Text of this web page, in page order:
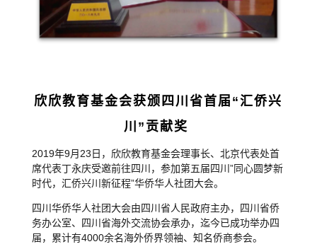
欣欣教育基金会获颁四川省首届 “汇侨兴
川 ” 贡献奖
2019年9月23日，欣欣教育基金会理事长、北京代表处首
席代表丁永庆受邀前往四川，参加第五届四川”同心圆梦新
时代，汇侨兴川新征程”华侨华人社团大会。
四川华侨华人社团大会由四川省人民政府主办，四川省侨
务办公室、四川省海外交流协会承办，迄今已成功举办四
届，累计有4000余名海外侨界领袖、知名侨商参会。